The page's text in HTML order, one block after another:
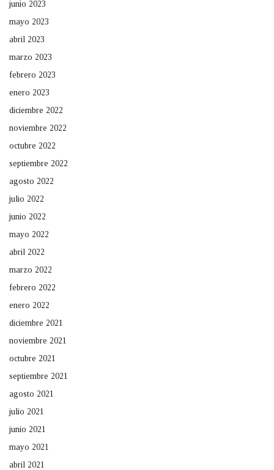
junio 2023
mayo 2023
abril 2023
marzo 2023
febrero 2023
enero 2023
diciembre 2022
noviembre 2022
octubre 2022
septiembre 2022
agosto 2022
julio 2022
junio 2022
mayo 2022
abril 2022
marzo 2022
febrero 2022
enero 2022
diciembre 2021
noviembre 2021
octubre 2021
septiembre 2021
agosto 2021
julio 2021
junio 2021
mayo 2021
abril 2021